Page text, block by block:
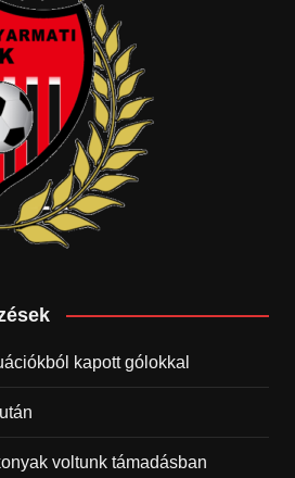
kapott gólokkal
voltunk támadásban